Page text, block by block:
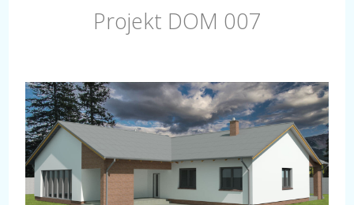
Projekt DOM 007